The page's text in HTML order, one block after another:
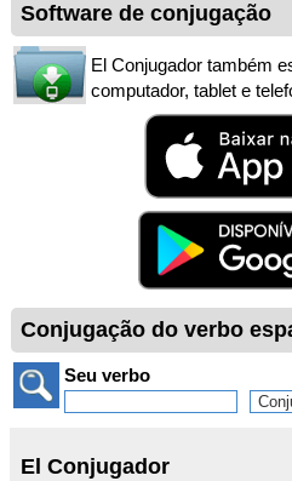
Software de conjugação
El Conjugador também
computador, tablet e
Conjugação do verbo
Seu verbo
El Conjugador